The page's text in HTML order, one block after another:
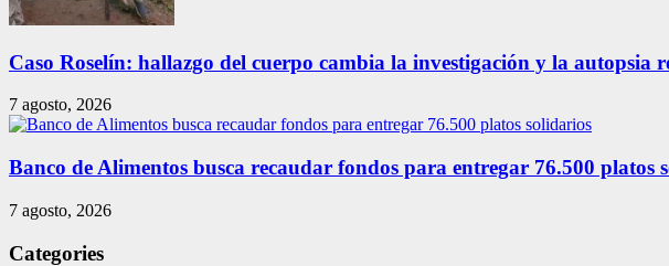
Caso Roselín: hallazgo del cuerpo cambia la investigación y la autopsia
7 agosto, 2026
Banco de Alimentos busca recaudar fondos para entregar 76.500 platos
7 agosto, 2026
Categories